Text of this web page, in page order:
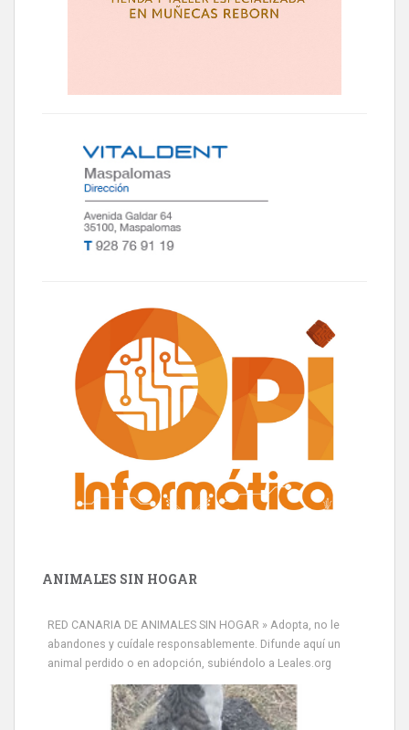
ANIMALES SIN HOGAR
RED CANARIA DE ANIMALES SIN HOGAR » Adopta, no le
abandones y cuídale responsablemente. Difunde aquí un
animal perdido o en adopción, subiéndolo a Leales.org